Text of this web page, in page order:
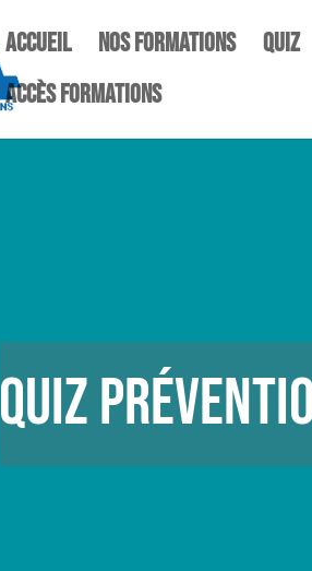
Accueil NOS FORMATIONS quiz
Accès Formations
QUIZ